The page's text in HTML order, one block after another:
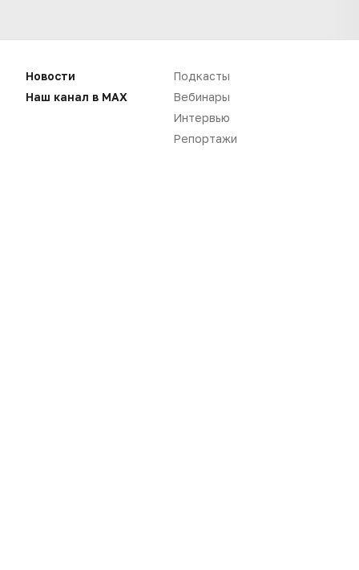
Нет комментариев
Вы не можете оставлять
Новости
Наш канал в MAX
Подкасты
Вебинары
Интервью
Репортажи